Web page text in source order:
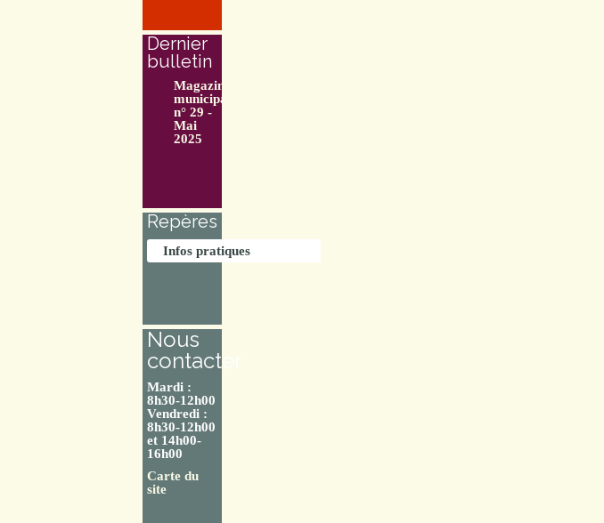
Dernier
bulletin
Magazine
municipal
n° 29 -
Mai
2025
Repères
Infos pratiques
Nous
contacter
Mardi :
8h30-12h00
Vendredi :
8h30-12h00
et 14h00-
16h00
Carte du
site